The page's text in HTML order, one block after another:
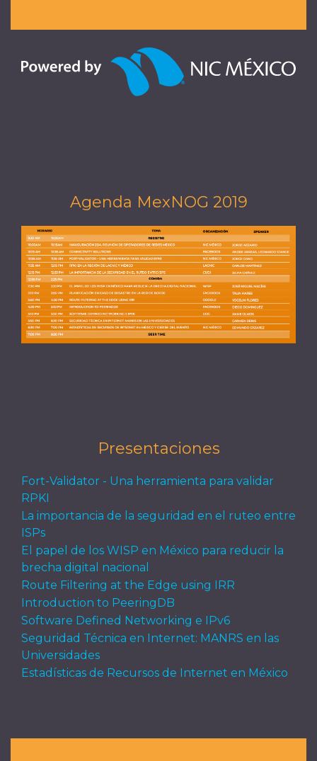
Agenda MexNOG 2019
Presentaciones
Fort-Validator - Una herramienta para validar
RPKI
La importancia de la seguridad en el ruteo entre
ISPs
El papel de los WISP en México para reducir la
brecha digital nacional
Route Filtering at the Edge using IRR
Introduction to PeeringDB
Software Defined Networking e IPv6
Seguridad Técnica en Internet: MANRS en las
Universidades
Estadísticas de Recursos de Internet en México